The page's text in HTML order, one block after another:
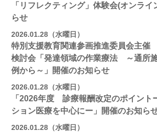
「リフレクティング」体験会(オンライ
らせ
2026.01.28（水曜日）
特別支援教育関連参画推進委員会主催
検討会「発達領域の作業療法 ～通所
例から～」開催のお知らせ
2026.01.28（水曜日）
「2026年度 診療報酬改定のポイント
ション医療を中心にー」開催のお知ら
2026.01.28（水曜日）